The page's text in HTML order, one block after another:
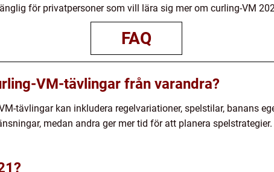
för privatpersoner som vill lära sig mer om curling-VM
FAQ
VM-tävlingar från varandra?
tävlingar kan inkludera regelvariationer, spelstilar, banans
medan andra ger mer tid för att planera